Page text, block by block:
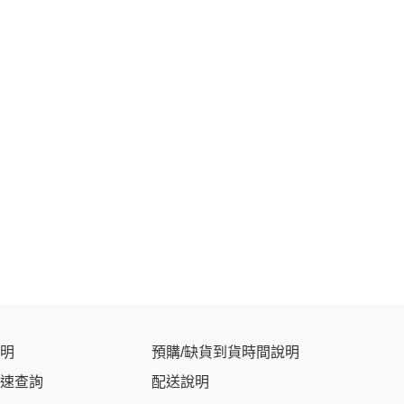
查詢
預購/缺貨到貨時間說明
配送說明